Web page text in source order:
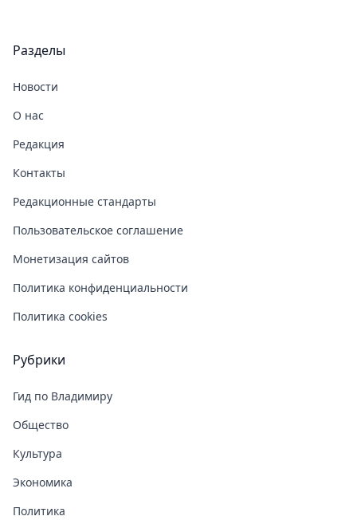
Разделы
Новости
О нас
Редакция
Контакты
Редакционные стандарты
Пользовательское соглашение
Монетизация сайтов
Политика конфиденциальности
Политика cookies
Рубрики
Гид по Владимиру
Общество
Культура
Экономика
Политика